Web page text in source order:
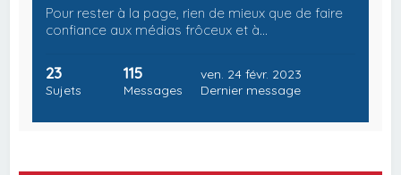
Pour rester à la page, rien de mieux que de faire
confiance aux médias frôceux et à…
23
Sujets
115
Messages
ven. 24 févr. 2023
Dernier message